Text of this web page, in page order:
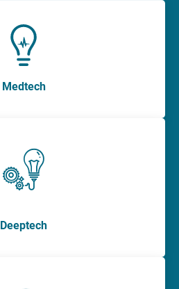
Medtech
Deeptech